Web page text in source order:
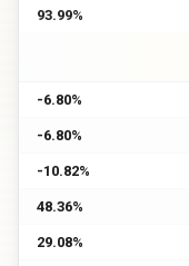
93.99%
-6.80%
-6.80%
-10.82%
48.36%
29.08%